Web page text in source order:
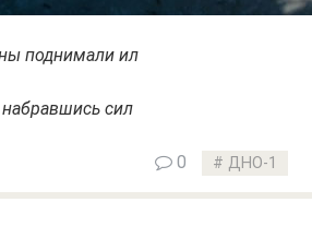
поднимали ил
сил
0 ДНО-1